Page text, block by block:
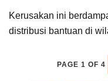
Kerusakan ini
distribusi bantuan di
PAGE 1 OF 4